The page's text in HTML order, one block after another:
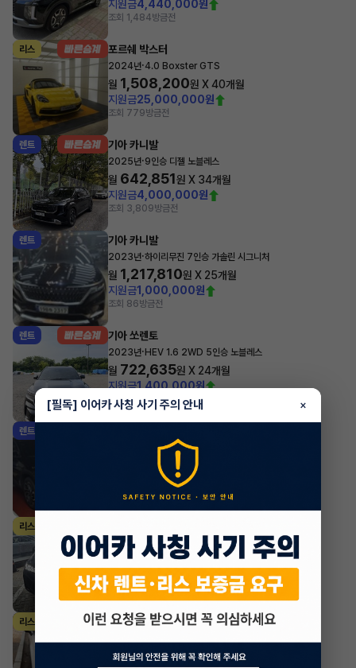
지원금4,440,000원
조회 1,484방금전
리스 포르쉐 박스터
2024년·4.0 Boxster GTS
월 1,508,200원 X40개월
지원금25,000,000원
조회 779방금전
렌트 기아 카니발
2025년·9인승 디젤 노블레스
월 642,851원 X 34개월
지원금4,000,000원
조회 3,809방금전
렌트 기아 카니발
2023년·하이리무진 7인승 가솔린 시그니처
월 1,217,810원 X 25개월
지원금1,000,000원
조회 86방금전
렌트 기아 쏘렌토
2023년· HEV 1.6 2WD 5인승 노블레스
월 722,635원 X 24개월
지원금1,400,000원
조회 318 방금전
렌트
1.2 가솔린 터보 RS
486,530원 X
1시간 전
리스
2024년 xDrive40i M Sport Package
월 1,713,990원 X 29 개월
지원금10,000,000원
조회 1,827 1시간 전
리스 기아 카니발
월688,360원 X41개월
[필독] 이어카 사칭 사기 주의 안내 ×